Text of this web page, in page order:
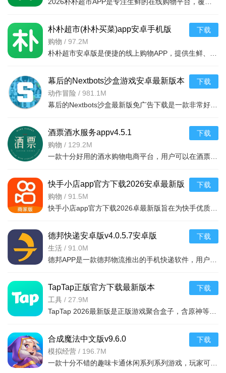
2026朴朴超市APP是专注生鲜的在线购物平台，覆盖多城，30分钟极速配送。品类丰富含生鲜、日用品等，万款产品品质保障，天天特价月月大促。新人首单免邮送100元红包，更有秒杀、优惠券、秒付功能，冷链锁
朴朴超市(朴朴买菜)app安卓手机版
v6.2.2安卓版
购物 / 97.2M
朴朴超市安卓版是便捷的线上购物APP，提供生鲜、日用等万款品质商品，每日特价、月月大促，新人首单免邮还送100元红包。支持30分钟闪电送达多区域，秒付通道结账快，更有完善售后保障，满足日常需求，轻松享
下载
幕后的Nextbots沙盒游戏安卓最新版本
v11.2.2 中文版
动作冒险 / 981.1M
幕后的Nextbots沙盒最新版免广告下载是一款非常好玩的3D沙盒建造冒险游戏，高度自由的玩法和丰富的游戏内容，可以带给玩家们更多的冒险体验，采用第一视角，玩家可以自由探索和冒险，可以构建自己的基地，
下载
酒票酒水服务appv4.5.1
购物 / 129.2M
一款十分好用的酒水购物电商平台，用户可以在酒票酒水服务app上选购各种酒品，平台上酒品种类丰富，还有超多折扣，海量名优酒品，低至9.9元。，用户可以在享受美酒的同时查阅相关酒品知识
下载
快手小店app官方下载2026安卓最新版
v7.2.40.481安卓最新版
购物 / 91.5M
快手小店app官方下载2026卓最新版旨在为快手优质用户提供便捷的商品售卖服务，高效的将自身流量转化为收益，app拥有的功能很强大，店家可以在线查看所有的订单详情，软件拥有工作台，效率工具，客服消息等
下载
德邦快递安卓版v4.0.5.7安卓版
生活 / 91.0M
德邦APP是一款德邦物流推出的手机快递软件，用户可以通过手机下单查单、跟踪及个人资料管理等基本功能，方便快捷。
下载
TapTap正版官方下载最新版本
2026v2.94.0-mkt#100300手机版
工具 / 27.9M
TapTap 2026最新版是正版游戏聚合盒子，含原神等海量大作，更新及时。有平台+游戏双重福利，定期推主题权益；内置地图/配队/找搭子工具及安装包管理，提升体验。支持多登录保障安全，青少年模式兼顾不
下载
合成魔法中文版v9.6.0
模拟经营 / 196.7M
一款十分不错的趣味卡通休闲系列系列游戏，玩家可以通过合成魔法中文版利用自己的魔法来合成，建造自己的花园完成每天的任务，点击方块就能合成，操作起来非常简单有趣，还能够在梦幻的游戏世界之中
下载